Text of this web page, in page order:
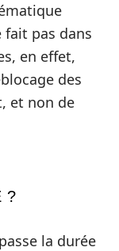
fait pas dans
en effet,
des
et non de
?
la durée